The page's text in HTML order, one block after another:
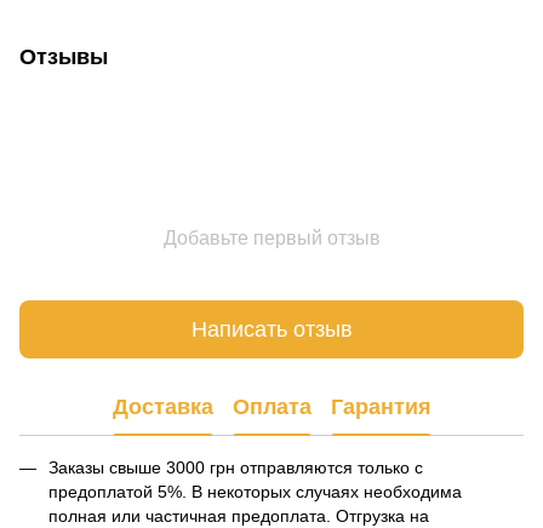
Отзывы
Добавьте первый отзыв
Написать отзыв
Доставка Оплата Гарантия
Заказы свыше 3000 грн отправляются только с
предоплатой 5%. В некоторых случаях необходима
полная или частичная предоплата. Отгрузка на